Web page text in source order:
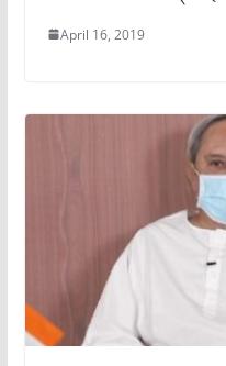
April 16, 2019